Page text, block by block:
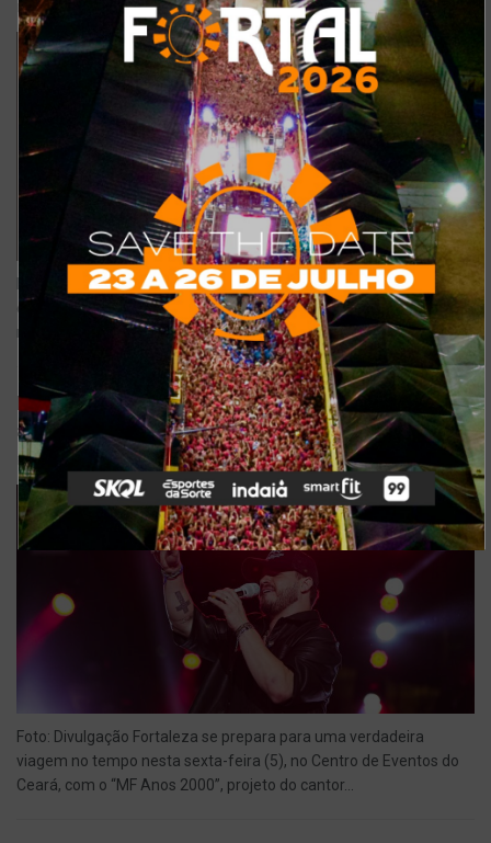
PORREDAÇÃO HÁ 8 MESES 0
Foto: Reprodução A cantora Melody retorna a Fortaleza no dia 27
de dezembro, em apresentação noturna no Radar Pub. O show
marca a sua volta à cidade com...
MF Anos 2000 em Fortaleza: Matheus Fernandes se
apresenta nesta sexta-feira (5)
POR HÁ 8 MESES 0
Foto: Divulgação Fortaleza se prepara para uma verdadeira
viagem no tempo nesta sexta-feira (5), no Centro de Eventos do
Ceará, com o “MF Anos 2000”, projeto do cantor...